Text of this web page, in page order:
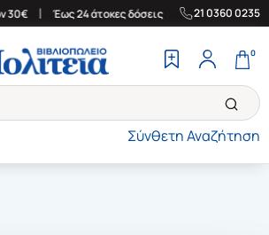
30€ Έως 24 άτοκες δόσεις | Δωρεάν
21 0360 0235
Σύνθετη Αναζήτηση
0